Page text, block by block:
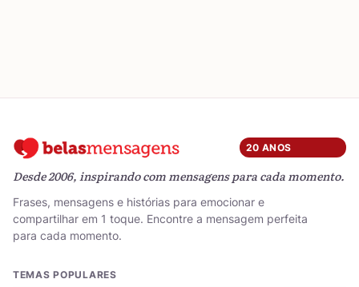
20 ANOS
Desde 2006, inspirando com mensagens para cada momento.
Frases, mensagens e histórias para emocionar e
compartilhar em 1 toque. Encontre a mensagem perfeita
para cada momento.
TEMAS POPULARES